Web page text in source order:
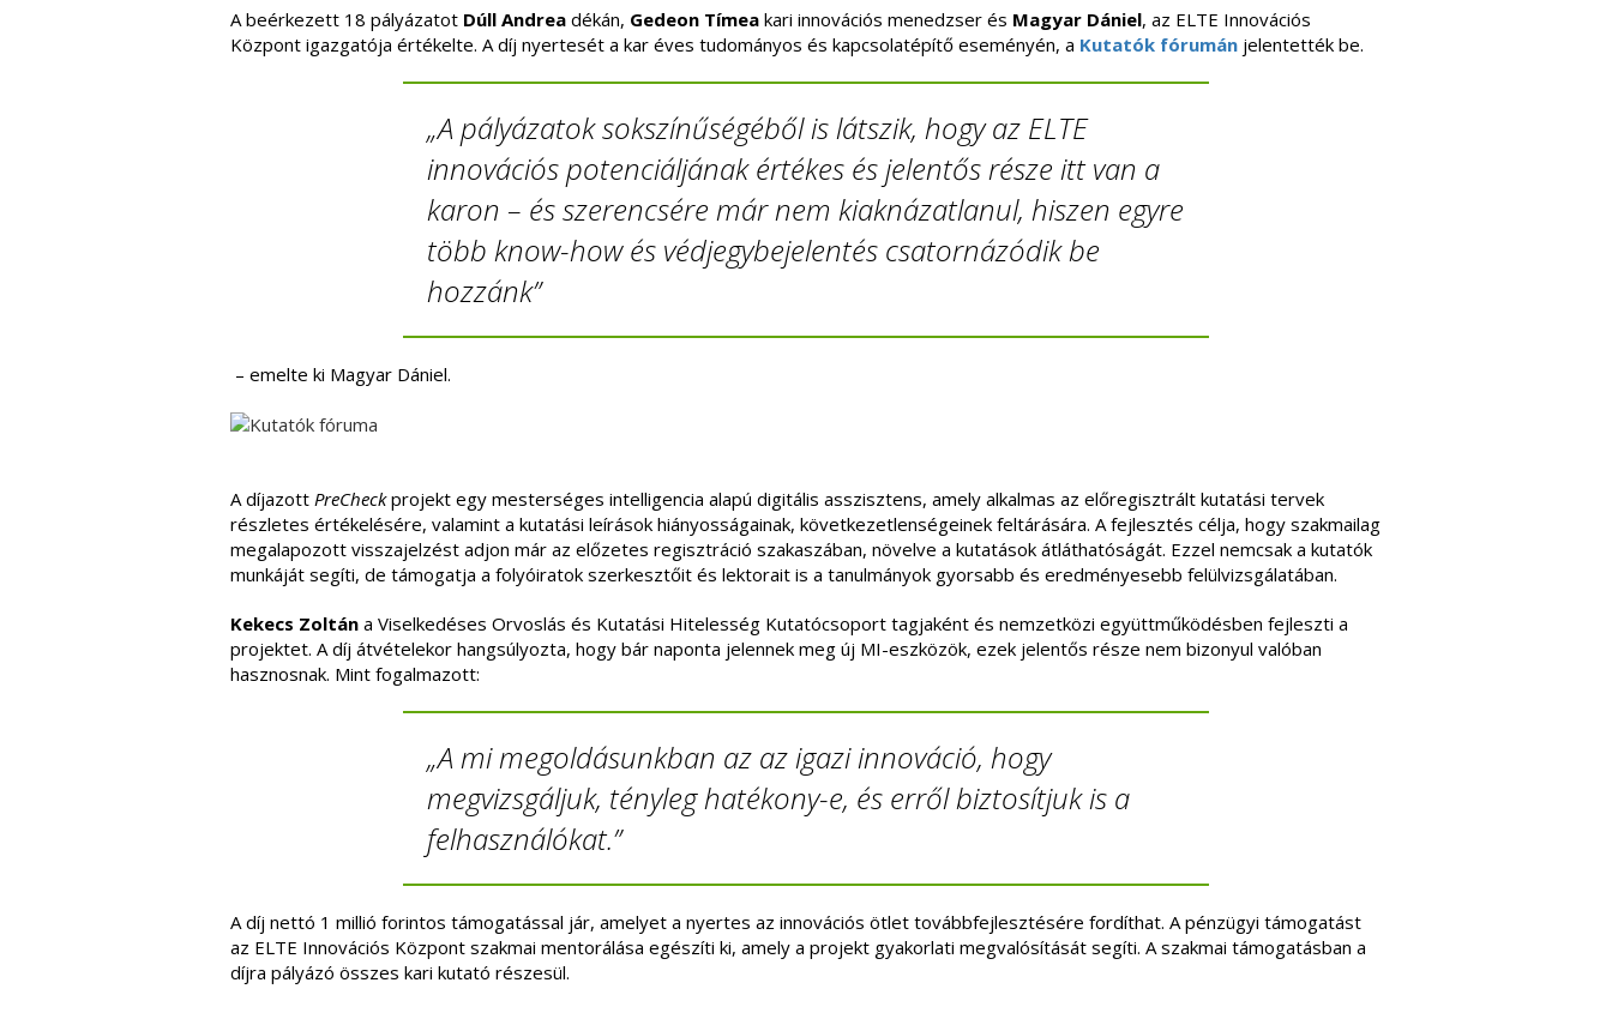
A beérkezett 18 pályázatot Dúll Andrea dékán, Gedeon Tímea kari innovációs menedzser és Magyar Dániel, az ELTE Innovációs
Központ igazgatója értékelte. A díj nyertesét a kar éves tudományos és kapcsolatépítő eseményén, a Kutatók fórumán jelentették be.
„A pályázatok sokszínűségéből is látszik, hogy az ELTE
innovációs potenciáljának értékes és jelentős része itt van a
karon – és szerencsére már nem kiaknázatlanul, hiszen egyre
több know-how és védjegybejelentés csatornázódik be
hozzánk”
– emelte ki Magyar Dániel.
A díjazott PreCheckprojekt egy mesterséges intelligencia alapú digitális asszisztens, amely alkalmas az előregisztrált kutatási tervek
részletes értékelésére, valamint a kutatási leírások hiányosságainak, következetlenségeinek feltárására. A fejlesztés célja, hogy szakmailag
megalapozott visszajelzést adjon már az előzetes regisztráció szakaszában, növelve a kutatások átláthatóságát. Ezzel nemcsak a kutatók
munkáját segíti, de támogatja a folyóiratok szerkesztőit és lektorait is a tanulmányok gyorsabb és eredményesebb felülvizsgálatában.
Kekecs Zoltán a Viselkedéses Orvoslás és Kutatási Hitelesség Kutatócsoport tagjaként és nemzetközi együttműködésben fejleszti a
projektet. A díj átvételekor hangsúlyozta, hogy bár naponta jelennek meg új MI-eszközök, ezek jelentős része nem bizonyul valóban
hasznosnak. Mint fogalmazott:
„A mi megoldásunkban az az igazi innováció, hogy
megvizsgáljuk, tényleg hatékony-e, és erről biztosítjuk is a
felhasználókat.”
A díj nettó 1 millió forintos támogatással jár, amelyet a nyertes az innovációs ötlet továbbfejlesztésére fordíthat. A pénzügyi támogatást
az ELTE Innovációs Központ szakmai mentorálása egészíti ki, amely a projekt gyakorlati megvalósítását segíti. A szakmai támogatásban a
díjra pályázó összes kari kutató részesül.